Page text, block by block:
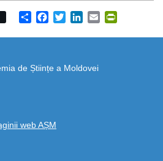
ShareFacebook
TwitterLinkedIn
Email
de Științe a Moldovei
web AȘM